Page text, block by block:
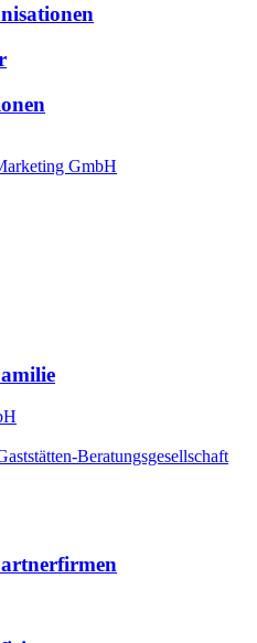
GmbH
Beratungsgesellschaft